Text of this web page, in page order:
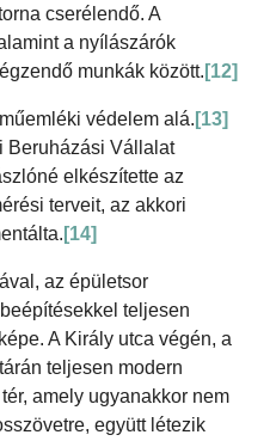
cserélendő. A
a nyílászárók
munkák között. [12]
védelem alá. [13]
Beruházási Vállalat
elkészítette az
terveit, az akkori
[14]
az épületsor
teljesen
A Király utca végén, a
teljesen modern
amely ugyanakkor nem
együtt létezik